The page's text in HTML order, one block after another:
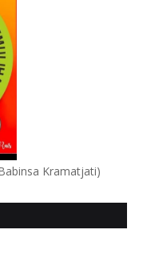
Kramatjati)